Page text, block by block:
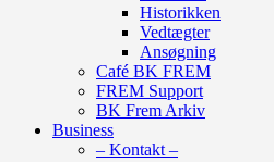
Historikken
Vedtægter
Ansøgning
Café BK FREM
FREM Support
BK Frem Arkiv
Business
– Kontakt –